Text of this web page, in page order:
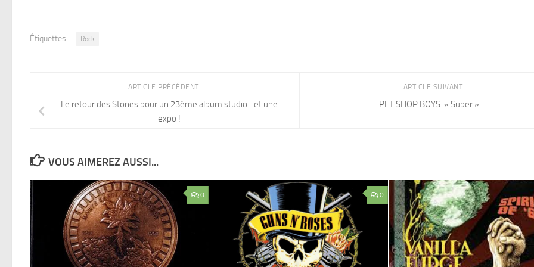
Étiquettes : Rock
ARTICLE SUIVANT
PET SHOP BOYS: « Super »
ARTICLE PRÉCÉDENT
Le retour des Stones pour un 23éme album studio…et une
expo !
VOUS AIMEREZ AUSSI...
0 0